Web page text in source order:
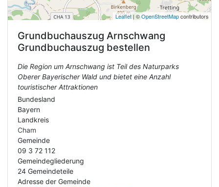
Leaflet| ©OpenStreetMapcontributors
Grundbuchauszug Arnschwang
Grundbuchauszug bestellen
Die Region um Arnschwang ist Teil des Naturparks
Oberer Bayerischer Wald und bietet eine Anzahl
touristischer Attraktionen
Bundesland
Bayern
Landkreis
Cham
Gemeinde
09 3 72 112
Gemeindegliederung
24 Gemeindeteile
Adresse der Gemeinde